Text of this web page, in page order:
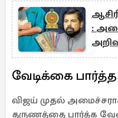
:
வேடிக்கை
விஜய் முதல்
தருணத்தை பார்க்க